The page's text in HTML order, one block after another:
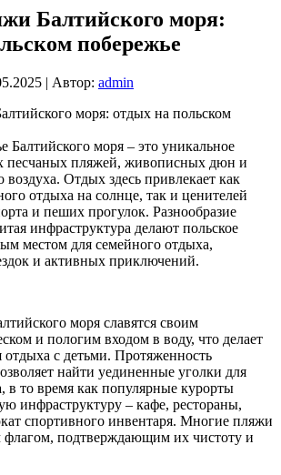
Балтийского моря:
побережье
| Автор: admin
Балтийского моря – это уникальное
песчаных пляжей, живописных дюн и
воздуха. Отдых здесь привлекает как
отдыха на солнце, так и ценителей
и пеших прогулок. Разнообразие
инфраструктура делают польское
местом для семейного отдыха,
и активных приключений.
моря славятся своим
и пологим входом в воду, что делает
с детьми. Протяженность
найти уединенные уголки для
в то время как популярные курорты
инфраструктуру – кафе, рестораны,
спортивного инвентаря. Многие пляжи
подтверждающим их чистоту и